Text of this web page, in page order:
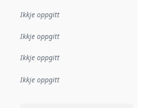
Ikkje oppgitt
Ikkje oppgitt
Ikkje oppgitt
Ikkje oppgitt